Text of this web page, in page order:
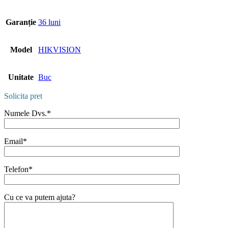
Garanție 36 luni
Model HIKVISION
Unitate Buc
Solicita pret
Numele Dvs.*
Email*
Telefon*
Cu ce va putem ajuta?